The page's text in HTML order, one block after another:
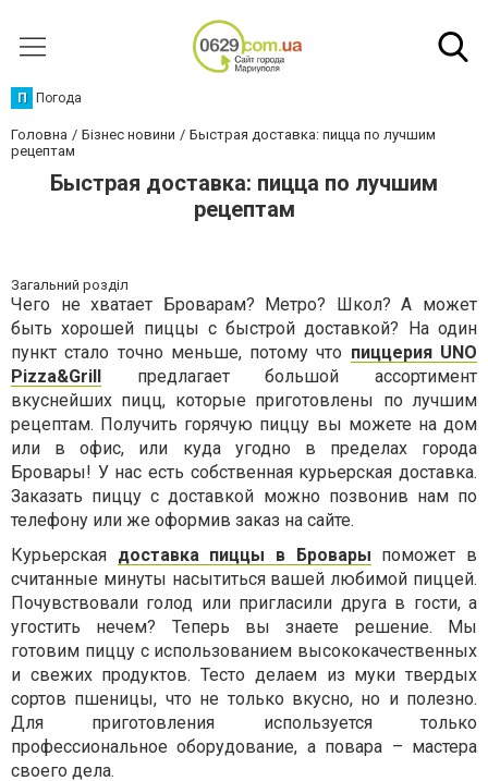
П Погода
Головна Бізнес новини
Быстрая доставка: пицца по лучшим
рецептам
Быстрая доставка: пицца по лучшим
рецептам
Загальний розділ
Чего не хватает Броварам? Метро? Школ? А может
быть хорошей пиццы с быстрой доставкой? На один
пункт стало точно меньше, потому что пиццерия UNO
Pizza&Grill предлагает большой ассортимент
вкуснейших пицц, которые приготовлены по лучшим
рецептам. Получить горячую пиццу вы можете на дом
или в офис, или куда угодно в пределах города
Бровары! У нас есть собственная курьерская доставка.
Заказать пиццу с доставкой можно позвонив нам по
телефону или же оформив заказ на сайте.
Курьерская доставка пиццы в Бровары поможет в
считанные минуты насытиться вашей любимой пиццей.
Почувствовали голод или пригласили друга в гости, а
угостить нечем? Теперь вы знаете решение. Мы
готовим пиццу с использованием высококачественных
и свежих продуктов. Тесто делаем из муки твердых
сортов пшеницы, что не только вкусно, но и полезно.
Для приготовления используется только
профессиональное оборудование, а повара – мастера
своего дела.